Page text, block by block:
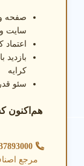
صفحه
سایت و
کرایه
سئو
هم‌اکنون
مرجع